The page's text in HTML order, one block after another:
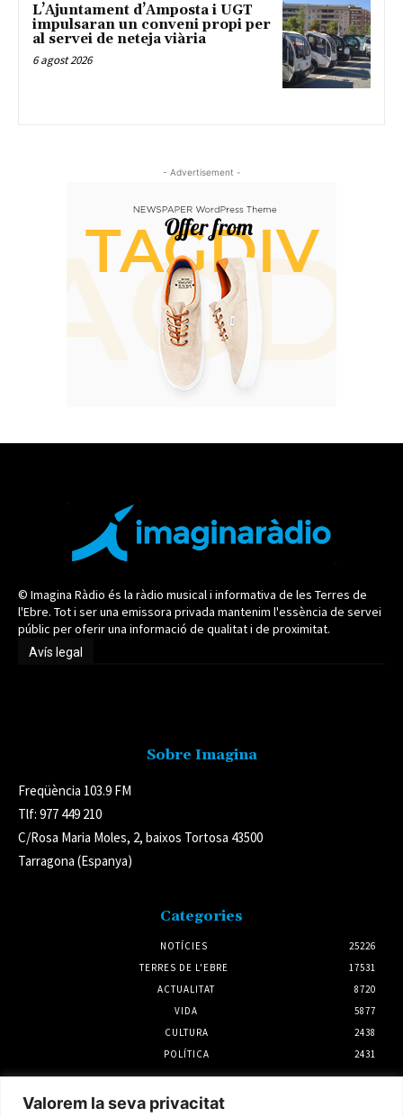
Valorem la seva privacitat
L’Ajuntament d’Amposta i UGT
impulsaran un conveni propi per
al servei de neteja viària
6 agost 2026
- Advertisement -
© Imagina Ràdio és la ràdio musical i informativa de les Terres de
l'Ebre. Tot i ser una emissora privada mantenim l'essència de servei
públic per oferir una informació de qualitat i de proximitat.
Avís legal
Sobre Imagina
Freqüència 103.9 FM
Tlf: 977 449 210
C/Rosa Maria Moles, 2, baixos Tortosa 43500
Tarragona (Espanya)
Categories
NOTÍCIES
25226
TERRES DE L'EBRE
17531
ACTUALITAT
8720
VIDA
5877
CULTURA
2438
POLÍTICA
2431